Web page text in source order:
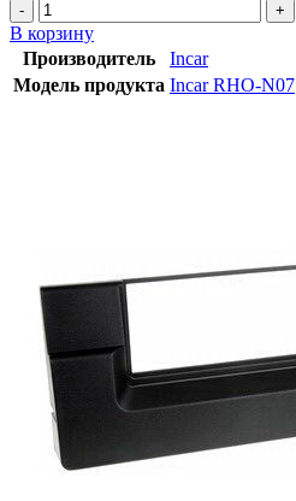
В корзину
Производитель
Incar
Модель продукта Incar RHO-N07